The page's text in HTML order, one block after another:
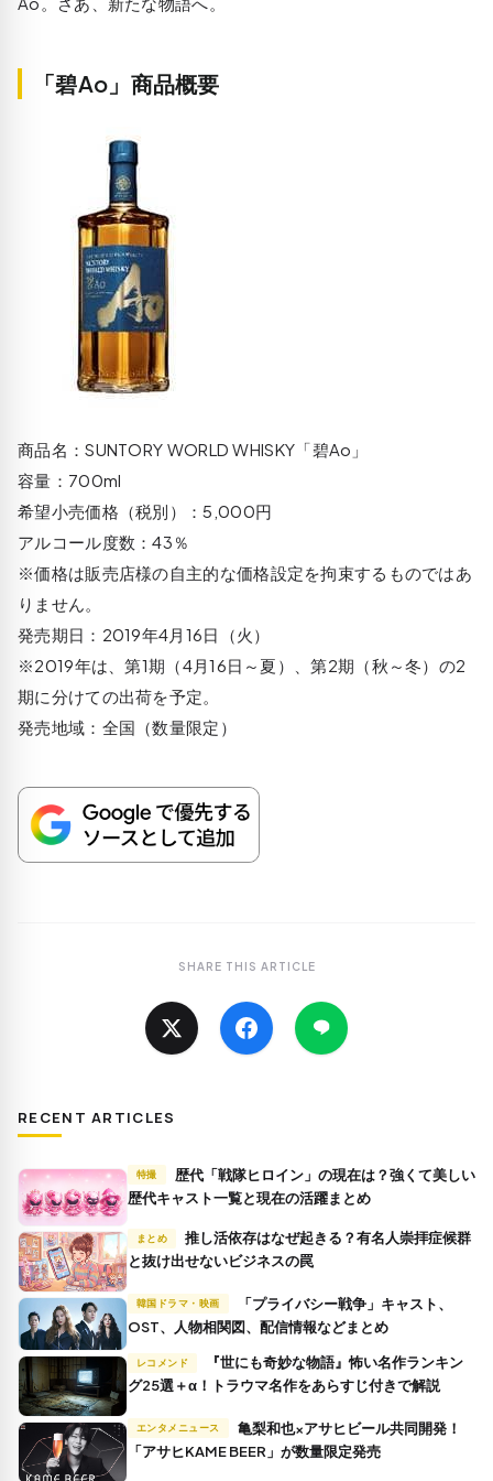
「碧Ao」商品概要
商品名：SUNTORY WORLD WHISKY「碧Ao」
容量：700ml
希望小売価格（税別）：5,000円
アルコール度数：43％
※価格は販売店様の自主的な価格設定を拘束するものではあ
りません。
発売期日：2019年4月16日（火）
※2019年は、第1期（4月16日～夏）、第2期（秋～冬）の2
期に分けての出荷を予定。
発売地域：全国（数量限定）
SHARE THIS ARTICLE
RECENT ARTICLES
特撮
歴代キャスト一覧と現在の活躍まとめ
まとめ
推し活依存はなぜ起きる？有名人崇拝症候群
と抜け出せないビジネスの罠
韓国ドラマ・映画
OST、人物相関図、配信情報などまとめ
レコメンド
グ25選＋α！トラウマ名作をあらすじ付きで解説
エンタメニュース
「アサヒKAME BEER」が数量限定発売